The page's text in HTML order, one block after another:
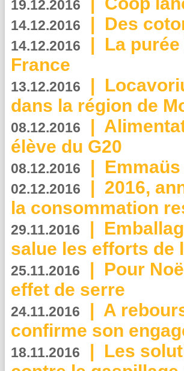
19.12.2016
14.12.2016 | Des
14.12.2016 | La
France
13.12.2016 |
dans la région de
08.12.2016 |
élève du G20
08.12.2016 |
02.12.2016 | 2016,
la consommation
29.11.2016 |
salue les efforts de
25.11.2016 | Pour
effet de serre
24.11.2016 | A
confirme son
18.11.2016 | Les